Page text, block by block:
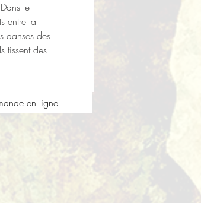
le
entre la
danses des
tissent des
en ligne